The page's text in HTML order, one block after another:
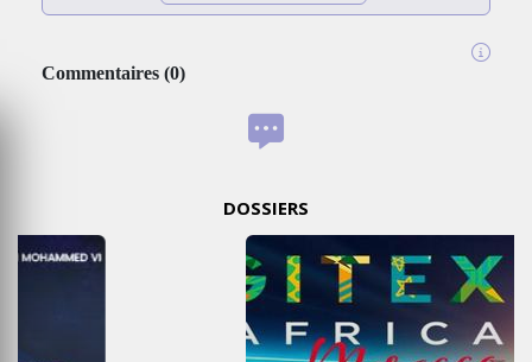
Commentaires (0)
DOSSIERS